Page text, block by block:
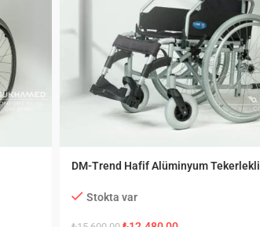
DM-Trend Hafif Alüminyum Tekerlekli
Stokta var